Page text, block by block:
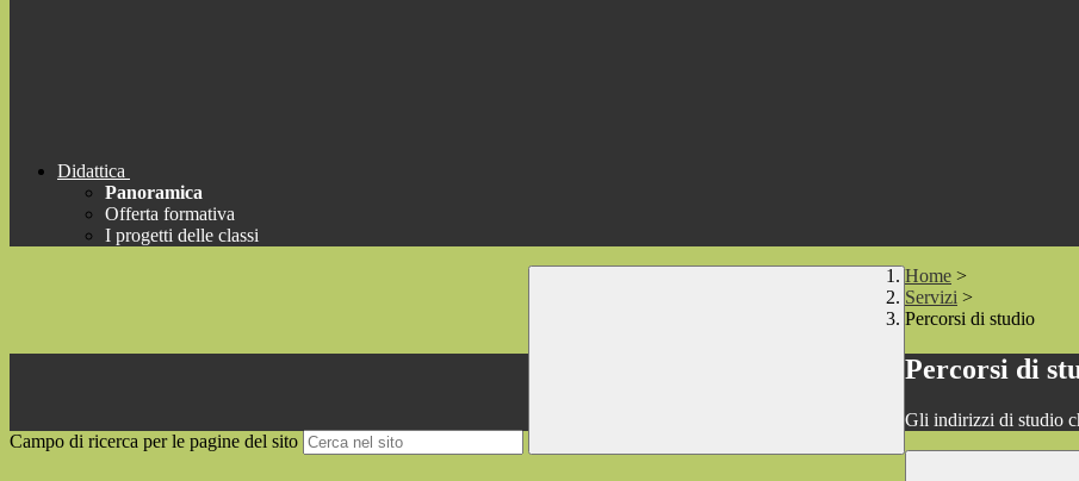
Didattica
Panoramica
Offerta formativa
I progetti delle classi
Campo di ricerca per le pagine del sito
Home >
Servizi >
Percorsi di studio
Percorsi di
Gli indirizzi di studio